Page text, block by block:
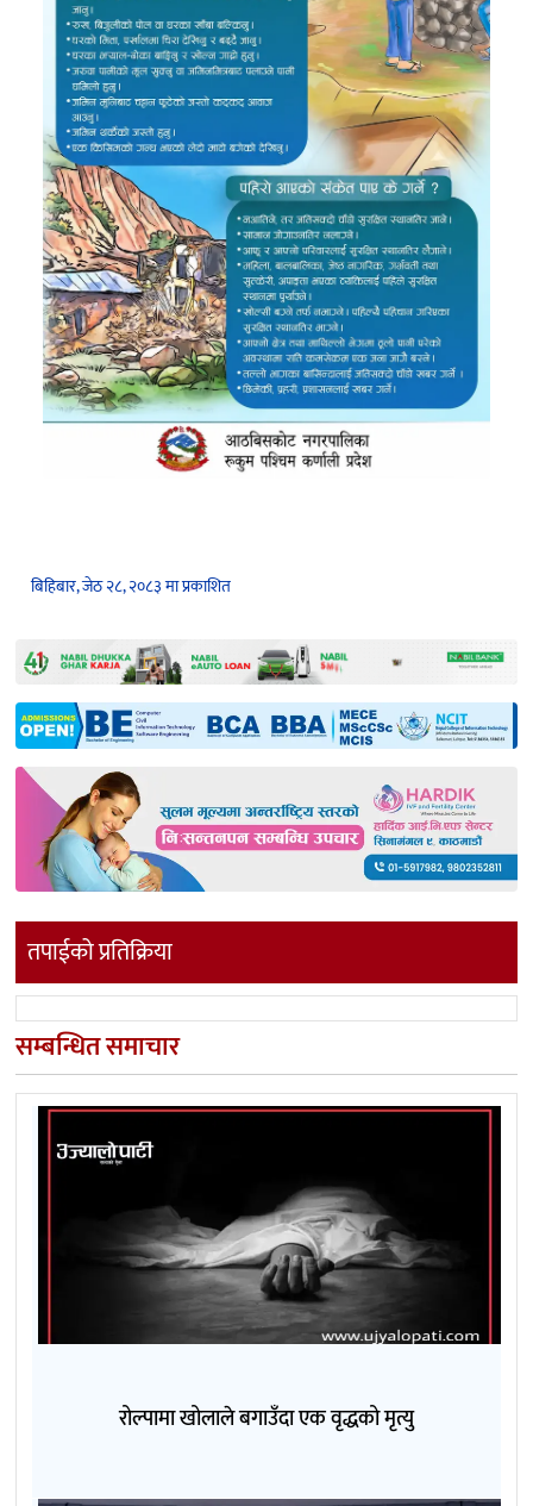
बिहिबार, जेठ २८, २०८३ मा प्रकाशित
तपाईको प्रतिक्रिया
सम्बन्धित समाचार
रोल्पामा खोलाले बगाउँदा एक वृद्धको मृत्यु